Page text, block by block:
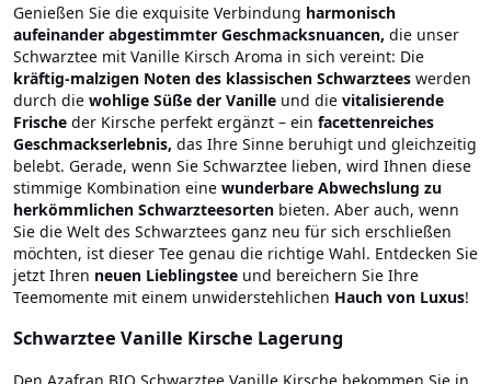
Genießen Sie die exquisite Verbindung harmonisch
aufeinander abgestimmter Geschmacksnuancen, die unser
Schwarztee mit Vanille Kirsch Aroma in sich vereint: Die
kräftig-malzigen Noten des klassischen Schwarztees werden
durch die wohlige Süße der Vanille und die vitalisierende
Frische der Kirsche perfekt ergänzt – ein facettenreiches
Geschmackserlebnis, das Ihre Sinne beruhigt und gleichzeitig
belebt. Gerade, wenn Sie Schwarztee lieben, wird Ihnen diese
stimmige Kombination eine wunderbare Abwechslung zu
herkömmlichen Schwarzteesorten bieten. Aber auch, wenn
Sie die Welt des Schwarztees ganz neu für sich erschließen
möchten, ist dieser Tee genau die richtige Wahl. Entdecken Sie
jetzt Ihren neuen Lieblingstee und bereichern Sie Ihre
Teemomente mit einem unwiderstehlichen Hauch von Luxus!
Schwarztee Vanille Kirsche Lagerung
Den Azafran BIO Schwarztee Vanille Kirsche bekommen Sie in